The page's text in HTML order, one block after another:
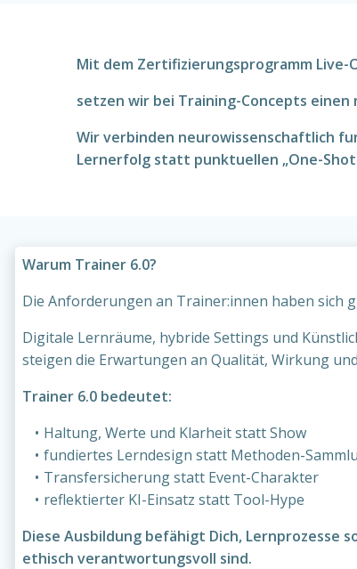
Mit dem Zertifizierungsprogramm
setzen wir bei Training-Concepts
Wir verbinden neurowissenschaftlich
Lernerfolg statt punktuellen „One-
Warum Trainer 6.0?
Die Anforderungen an Trainer:innen haben sich
Digitale Lernräume, hybride Settings und
steigen die Erwartungen an Qualität, Wirkung
Trainer 6.0 bedeutet:
Haltung, Werte und Klarheit statt Show
fundiertes Lerndesign statt Methoden-
Transfersicherung statt Event-Charakter
reflektierter KI-Einsatz statt Tool-Hype
Diese Ausbildung befähigt Dich, Lernprozesse
ethisch verantwortungsvoll sind.